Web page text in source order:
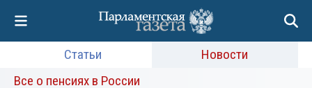
Статьи
Новости
Все о пенсиях в России